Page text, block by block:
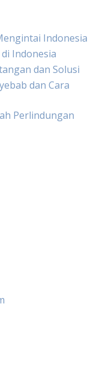
Indonesia
Indonesia
dan Solusi
dan Cara
Perlindungan